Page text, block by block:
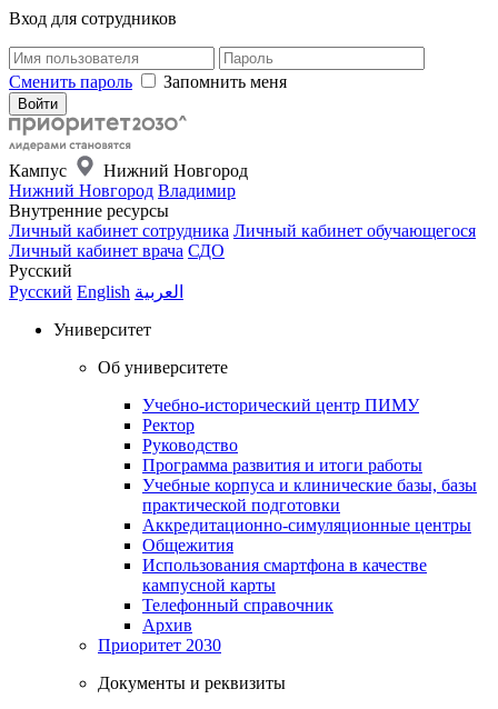
Вход для сотрудников
Сменить пароль Запомнить меня
Кампус
Нижний Новгород
Нижний Новгород Владимир
Внутренние ресурсы
Личный кабинет сотрудника Личный кабинет обучающегося
Личный кабинет врача СДО
Русский
Русский English العربية
Университет
Об университете
Учебно-исторический центр ПИМУ
Ректор
Руководство
Программа развития и итоги работы
Учебные корпуса и клинические базы, базы
практической подготовки
Аккредитационно-симуляционные центры
Общежития
Использования смартфона в качестве
кампусной карты
Телефонный справочник
Архив
Приоритет 2030
Документы и реквизиты